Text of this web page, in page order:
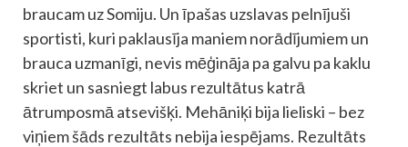
braucam uz Somiju. Un īpašas uzslavas pelnījuši
sportisti, kuri paklausīja maniem norādījumiem un
brauca uzmanīgi, nevis mēģināja pa galvu pa kaklu
skriet un sasniegt labus rezultātus katrā
ātrumposmā atsevišķi. Mehāniķi bija lieliski – bez
viņiem šāds rezultāts nebija iespējams. Rezultāts